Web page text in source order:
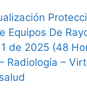
Equipos De
de 2025 (48
Radiología –